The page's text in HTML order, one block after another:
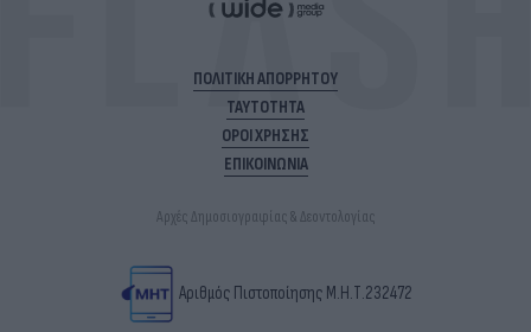
ΠΟΛΙΤΙΚΗ ΑΠΟΡΡΗΤΟΥ
ΤΑΥΤΟΤΗΤΑ
ΟΡΟΙ ΧΡΗΣΗΣ
ΕΠΙΚΟΙΝΩΝΙΑ
Αρχές Δημοσιογραφίας & Δεοντολογίας
Αριθμός Πιστοποίησης Μ.Η.Τ.232472